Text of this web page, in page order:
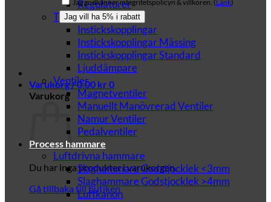
Jag godkänner integritetspolicyn & villkoren. (Länk)
Varukorg /0.00 kr0
Varukorg
Du har inga produkter i varukorgen.
Gå tillbaka till butiken
Regulatorer
Tryckluftskopplingar
Instickskopplingar
Instickskopplingar Mässing
Instickskopplingar Standard
Ljuddämpare
Ventiler
Magnetventiler
Manuellt Manövrerad Ventiler
Namur Ventiler
Pedalventiler
Process hammare
Luftdrivna hammare
Slaghammare Godstjocklek <3mm
Slaghammare Godstjocklek >4mm
Luftkanon